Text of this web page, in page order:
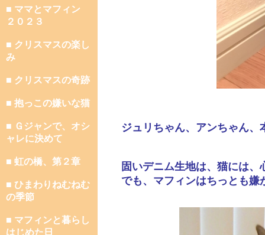
■ ママとマフィン
２０２３
■ クリスマスの楽し
み
■ クリスマスの奇跡
■ 抱っこの嫌いな猫
■ Ｇジャンで、オシ
ャレに決めて
■ 虹の橋、第２章
■ ひまわりねむねむ
の季節
■ マフィンと暮らし
はじめた日
ジュリちゃん、アンちゃん
固いデニム生地は、猫には
でも、マフィンはちっとも